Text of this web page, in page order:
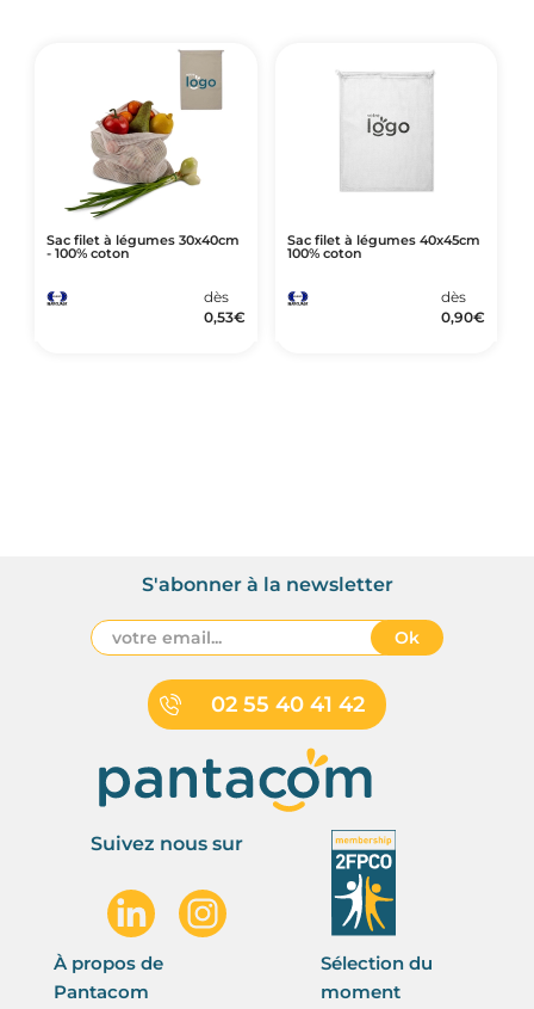
Sac filet à légumes 30x40cm
- 100% coton
dès
0,53€
Sac filet à légumes 40x45cm
100% coton
dès
0,90€
02 55 40 41 42
S'abonner à la newsletter
Ok
Suivez nous sur
À propos de
Pantacom
Sélection du
moment